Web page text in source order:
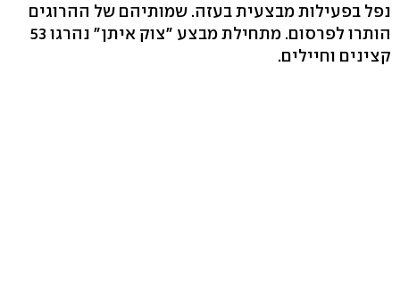
נפל בפעילות מבצעית בעזה. שמותיהם של ההרוגים
הותרו לפרסום. מתחילת מבצע "צוק איתן" נהרגו 53
קצינים וחיילים.